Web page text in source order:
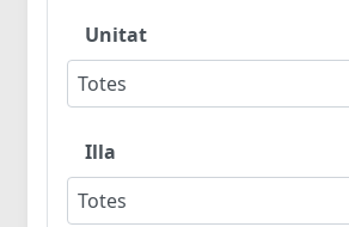
Unitat
Totes
Illa
Totes